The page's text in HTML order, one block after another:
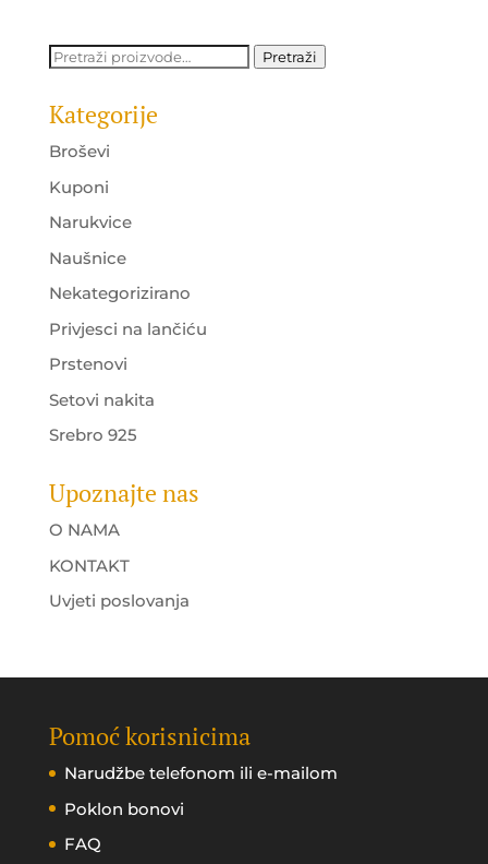
45.00 KM.38.00 KM.
Pretraži: Pretraži
Kategorije
Broševi
Kuponi
Narukvice
Naušnice
Nekategorizirano
Privjesci na lančiću
Prstenovi
Setovi nakita
Srebro 925
Upoznajte nas
O NAMA
KONTAKT
Uvjeti poslovanja
Pomoć korisnicima
Narudžbe telefonom ili e-mailom
Poklon bonovi
FAQ